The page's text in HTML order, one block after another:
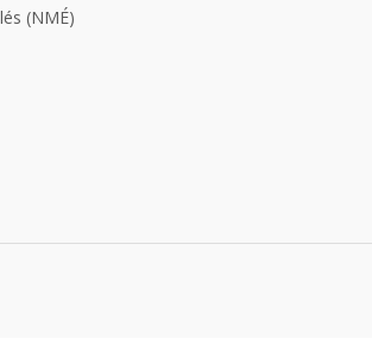
(NMÉ)